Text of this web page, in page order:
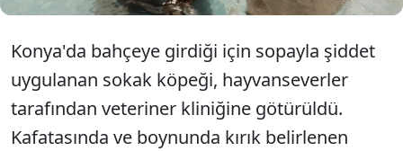
Konya'da bahçeye girdiği için sopayla şiddet
uygulanan sokak köpeği, hayvanseverler
tarafından veteriner kliniğine götürüldü.
Kafatasında ve boynunda kırık belirlenen